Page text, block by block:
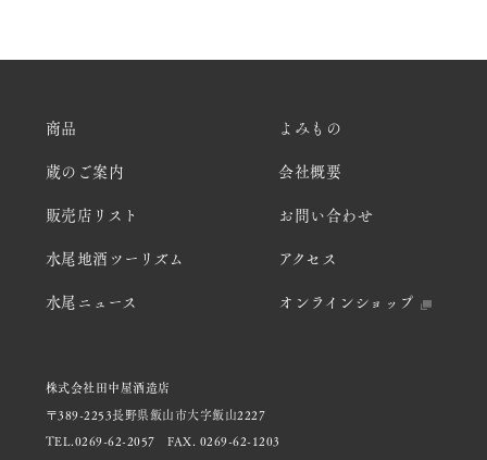
商品
蔵のご案内
販売店リスト
水尾地酒ツーリズム
水尾ニュース
よみもの
会社概要
お問い合わせ
アクセス
オンラインショップ
株式会社田中屋酒造店
〒389-2253長野県飯山市大字飯山2227
TEL.0269-62-2057
FAX. 0269-62-1203